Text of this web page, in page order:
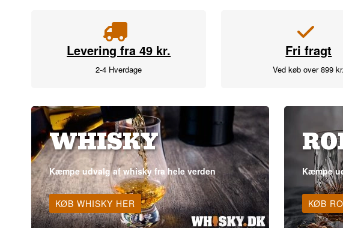
Levering fra 49 kr.
2-4 Hverdage
Fri fragt
Ved køb over 899 kr.
WHISKY
Kæmpe udvalg af whisky fra hele verden
KØB WHISKY HER
Kæmpe
KØB